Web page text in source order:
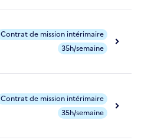
Contrat de mission intérimaire
35h/semaine
Contrat de mission intérimaire
35h/semaine